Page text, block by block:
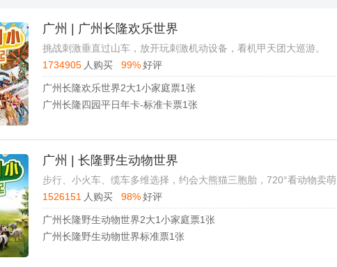
广州 | 广州长隆欢乐世界
挑战刺激垂直过山车，放开玩刺激机动设备，看机甲天团大巡游。
1734905 人购买 99%好评
广州长隆欢乐世界2大1小家庭票1张
广州长隆四园平日年卡-标准卡票1张
广州 | 长隆野生动物世界
步行、小火车、缆车多维选择，约会大熊猫三胞胎，720°看动物卖萌
1526151 人购买 98%好评
广州长隆野生动物世界2大1小家庭票1张
广州长隆野生动物世界标准票1张